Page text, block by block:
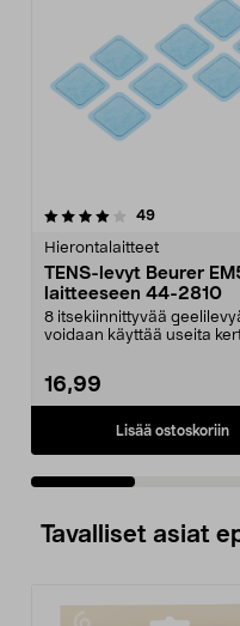
49arvostelut
Hierontalaitteet
TENS-levyt Beurer
laitteeseen 44-2810
8 itsekiinnittyvää
voidaan käyttää useita
16,99
Lisää ostoskoriin
4.5 viidestä
Tavalliset asiat